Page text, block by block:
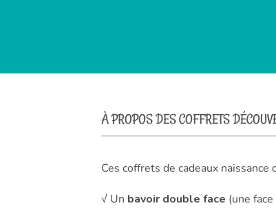
À PROPOS DES COFFRETS
Ces coffrets de cadeaux
√ Un bavoir double face (une